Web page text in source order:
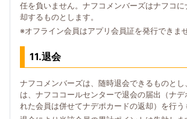
任を負いません。ナフコメンバーズはナフコに
却するものとします。
※オフライン会員はアプリ会員証を発行できませ
11.退会
ナフコメンバーズは、随時退会できるものとし
は、ナフココールセンターで退会の届出（ナデ
れた会員は併せてナデポカードの返却）を行う